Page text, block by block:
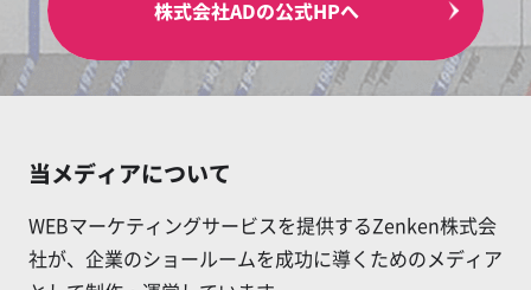
株式会社ADの公式HPへ
当メディアについて
WEBマーケティングサービスを提供するZenken株式会
社が、企業のショールームを成功に導くためのメディア